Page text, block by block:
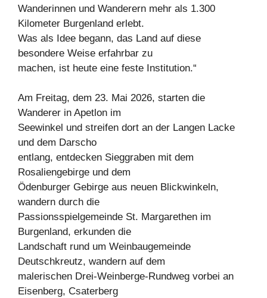
Wanderinnen und Wanderern mehr als 1.300
Kilometer Burgenland erlebt.
Was als Idee begann, das Land auf diese
besondere Weise erfahrbar zu
machen, ist heute eine feste Institution.“
Am Freitag, dem 23. Mai 2026, starten die
Wanderer in Apetlon im
Seewinkel und streifen dort an der Langen Lacke
und dem Darscho
entlang, entdecken Sieggraben mit dem
Rosaliengebirge und dem
Ödenburger Gebirge aus neuen Blickwinkeln,
wandern durch die
Passionsspielgemeinde St. Margarethen im
Burgenland, erkunden die
Landschaft rund um Weinbaugemeinde
Deutschkreutz, wandern auf dem
malerischen Drei-Weinberge-Rundweg vorbei an
Eisenberg, Csaterberg